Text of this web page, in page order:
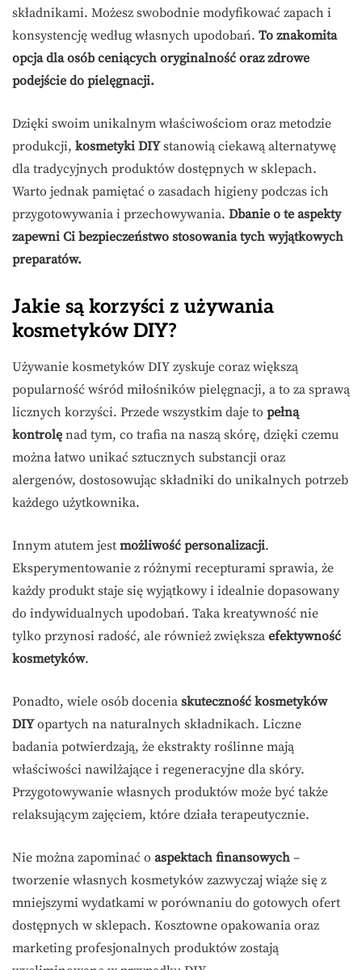
składnikami. Możesz swobodnie modyfikować zapach i
konsystencję według własnych upodobań. To znakomita
opcja dla osób ceniących oryginalność oraz zdrowe
podejście do pielęgnacji.
Dzięki swoim unikalnym właściwościom oraz metodzie
produkcji, kosmetyki DIYstanowią ciekawą alternatywę
dla tradycyjnych produktów dostępnych w sklepach.
Warto jednak pamiętać o zasadach higieny podczas ich
przygotowywania i przechowywania. Dbanie o te aspekty
zapewni Ci bezpieczeństwo stosowania tych wyjątkowych
preparatów.
Jakie są korzyści z używania
kosmetyków DIY?
Używanie kosmetyków DIY zyskuje coraz większą
popularność wśród miłośników pielęgnacji, a to za sprawą
licznych korzyści. Przede wszystkim daje to pełną
kontrolę nad tym, co trafia na naszą skórę, dzięki czemu
można łatwo unikać sztucznych substancji oraz
alergenów, dostosowując składniki do unikalnych potrzeb
każdego użytkownika.
Innym atutem jest możliwość personalizacji.
Eksperymentowanie z różnymi recepturami sprawia, że
każdy produkt staje się wyjątkowy i idealnie dopasowany
do indywidualnych upodobań. Taka kreatywność nie
tylko przynosi radość, ale również zwiększa efektywność
kosmetyków.
Ponadto, wiele osób docenia skuteczność kosmetyków
DIYopartych na naturalnych składnikach. Liczne
badania potwierdzają, że ekstrakty roślinne mają
właściwości nawilżające i regeneracyjne dla skóry.
Przygotowywanie własnych produktów może być także
relaksującym zajęciem, które działa terapeutycznie.
Nie można zapominać o aspektach finansowych –
tworzenie własnych kosmetyków zazwyczaj wiąże się z
mniejszymi wydatkami w porównaniu do gotowych ofert
dostępnych w sklepach. Kosztowne opakowania oraz
marketing profesjonalnych produktów zostają